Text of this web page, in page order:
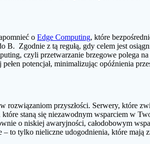
o Edge Computing, które
Zgodnie z tą regułą, gdy celem jest
czyli przetwarzanie brzegowe polega
potencjał, minimalizując opóźnienia
rozwiązaniom przyszłości. Serwery, które
staną się niezawodnym wsparciem w
o niskiej awaryjności, całodobowym
to tylko nieliczne udogodnienia, które mają